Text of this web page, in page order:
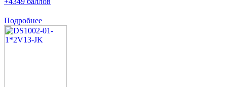
Подробнее